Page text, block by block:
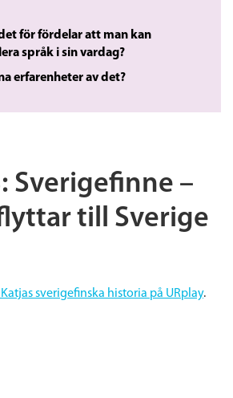
för fördelar att man kan
språk i sin vardag?
erfarenheter av det?
Sverigefinne –
till Sverige
sverigefinska historia på URplay.